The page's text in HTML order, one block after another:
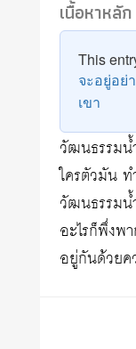
เนื้อหาหลัก
This
จะอยู่อย่
เขา
วัฒนธรรม
ใครตัวมัน
วัฒนธรรมน้
อะไรก็พึ่งพ
อยู่กันด้วย